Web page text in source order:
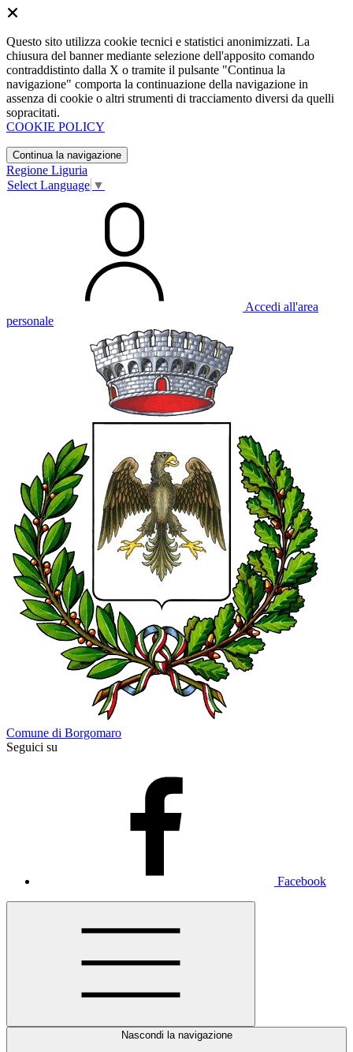
Questo sito utilizza cookie tecnici e statistici anonimizzati. La
chiusura del banner mediante selezione dell'apposito comando
contraddistinto dalla X o tramite il pulsante "Continua la
navigazione" comporta la continuazione della navigazione in
assenza di cookie o altri strumenti di tracciamento diversi da quelli
sopracitati.
COOKIE POLICY
Continua la navigazione
Regione Liguria
Select Language ▼
Accedi all'area
personale
Comune di Borgomaro
Seguici su
Facebook
Nascondi la navigazione